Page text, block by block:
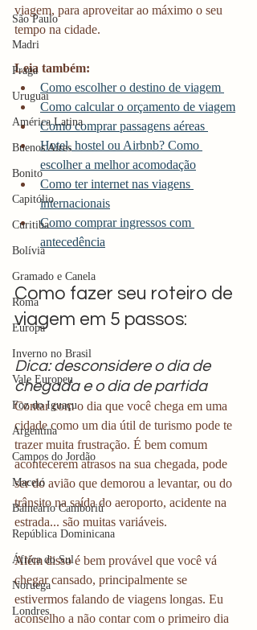
São Paulo
Madri
Praga
Uruguai
América Latina
Buenos Aires
Bonito
Capitólio
Curitiba
Bolívia
Gramado e Canela
Roma
Europa
Inverno no Brasil
Vale Europeu
Foz do Iguaçu
Argentina
Campos do Jordão
Maceió
Balneário Camboriú
República Dominicana
África do Sul
Noruega
Londres
viagem, para aproveitar ao máximo o seu
tempo na cidade.
Leia também:
Como escolher o destino de viagem
Como calcular o orçamento de viagem
Como comprar passagens aéreas
Hotel, hostel ou Airbnb? Como
escolher a melhor acomodação
Como ter internet nas viagens
internacionais
Como comprar ingressos com
antecedência
Como fazer seu roteiro de
viagem em 5 passos:
Dica: desconsidere o dia de
chegada e o dia de partida
Contar com o dia que você chega em uma
cidade como um dia útil de turismo pode te
trazer muita frustração. É bem comum
acontecerem atrasos na sua chegada, pode
ser do avião que demorou a levantar, ou do
trânsito na saída do aeroporto, acidente na
estrada... são muitas variáveis.
Além disso é bem provável que você vá
chegar cansado, principalmente se
estivermos falando de viagens longas. Eu
aconselho a não contar com o primeiro dia